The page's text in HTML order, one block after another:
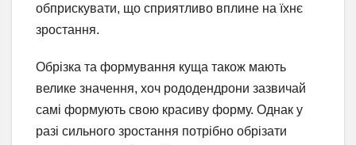
обприскувати, що сприятливо вплине на їхнє
зростання.
Обрізка та формування куща також мають
велике значення, хоч рододендрони зазвичай
самі формують свою красиву форму. Однак у
разі сильного зростання потрібно обрізати